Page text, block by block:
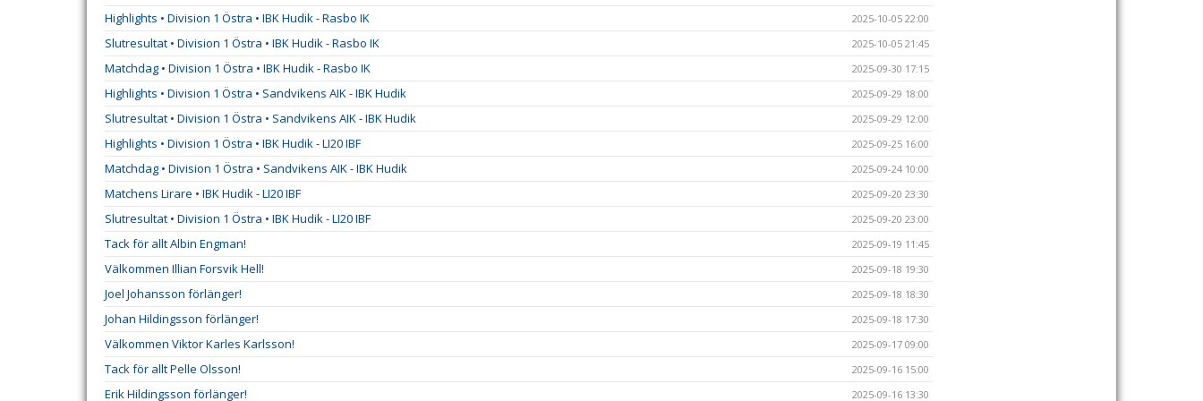
Highlights • Division 1 Östra • IBK Hudik - Rasbo IK 2025-10-05 22:00
Slutresultat • Division 1 Östra • IBK Hudik - Rasbo IK 2025-10-05 21:45
Matchdag • Division 1 Östra • IBK Hudik - Rasbo IK 2025-09-30 17:15
Highlights • Division 1 Östra • Sandvikens AIK - IBK Hudik 2025-09-29 18:00
Slutresultat • Division 1 Östra • Sandvikens AIK - IBK Hudik 2025-09-29 12:00
Highlights • Division 1 Östra • IBK Hudik - LI20 IBF 2025-09-25 16:00
Matchdag • Division 1 Östra • Sandvikens AIK - IBK Hudik 2025-09-24 10:00
Matchens Lirare • IBK Hudik - LI20 IBF 2025-09-20 23:30
Slutresultat • Division 1 Östra • IBK Hudik - LI20 IBF 2025-09-20 23:00
Tack för allt Albin Engman! 2025-09-19 11:45
Välkommen Illian Forsvik Hell! 2025-09-18 19:30
Joel Johansson förlänger! 2025-09-18 18:30
Johan Hildingsson förlänger! 2025-09-18 17:30
Välkommen Viktor Karles Karlsson! 2025-09-17 09:00
Tack för allt Pelle Olsson! 2025-09-16 15:00
Erik Hildingsson förlänger! 2025-09-16 13:30